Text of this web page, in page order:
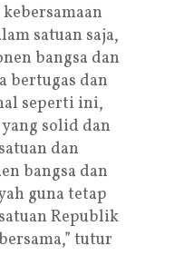
satuan saja,
bangsa dan
bertugas dan
seperti ini,
solid dan
dan
bangsa dan
guna tetap
Republik
tutur